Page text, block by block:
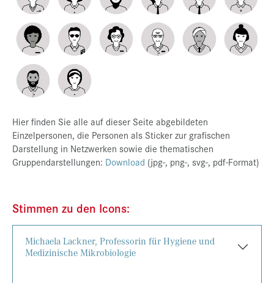
Hier finden Sie alle auf dieser Seite abgebildeten
Einzelpersonen, die Personen als Sticker zur grafischen
Darstellung in Netzwerken sowie die thematischen
Gruppendarstellungen: Download (jpg-, png-, svg-, pdf-Format)
Stimmen zu den Icons:
Michaela Lackner, Professorin für Hygiene und
Medizinische Mikrobiologie